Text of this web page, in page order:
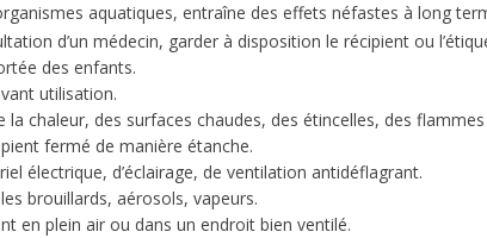
aquatiques, entraîne des effets néfastes à long
d’un médecin, garder à disposition le récipient ou
des enfants.
utilisation.
la chaleur, des surfaces chaudes, des étincelles, des
fermé de manière étanche.
électrique, d’éclairage, de ventilation antidéflagrant.
brouillards, aérosols, vapeurs.
en plein air ou dans un endroit bien ventilé.